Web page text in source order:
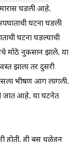
घडली आहे.
घटना घडली
घटना घडल्याची
मोठे नुकसान झाले. या
झाला तर दुसरी
भीषण आग लागली.
जात आहे. या घटनेत